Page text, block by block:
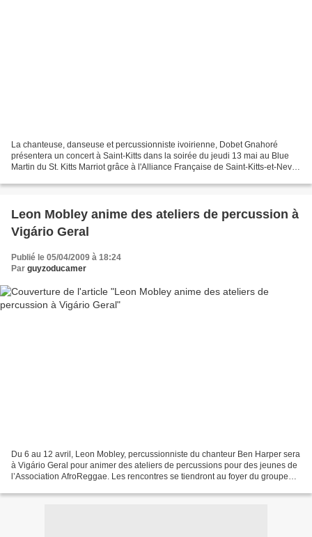
La chanteuse, danseuse et percussionniste ivoirienne, Dobet Gnahoré
présentera un concert à Saint-Kitts dans la soirée du jeudi 13 mai au Blue
Martin du St. Kitts Marriot grâce à l'Alliance Française de Saint-Kitts-et-Nevis
Leon Mobley anime des ateliers de percussion à
Vigário Geral
Publié le 05/04/2009 à 18:24
Par guyzoducamer
Du 6 au 12 avril, Leon Mobley, percussionniste du chanteur Ben Harper sera
à Vigário Geral pour animer des ateliers de percussions pour des jeunes de
l’Association AfroReggae. Les rencontres se tiendront au foyer du groupe